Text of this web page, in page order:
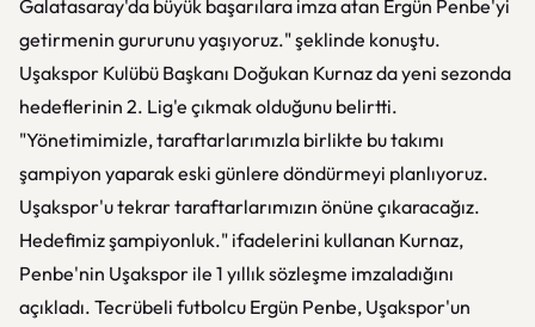
Galatasaray'da büyük başarılara imza atan Ergün Penbe'yi
getirmenin gururunu yaşıyoruz." şeklinde konuştu.
Uşakspor Kulübü Başkanı Doğukan Kurnaz da yeni sezonda
hedeflerinin 2. Lig'e çıkmak olduğunu belirtti.
"Yönetimimizle, taraftarlarımızla birlikte bu takımı
şampiyon yaparak eski günlere döndürmeyi planlıyoruz.
Uşakspor'u tekrar taraftarlarımızın önüne çıkaracağız.
Hedefimiz şampiyonluk." ifadelerini kullanan Kurnaz,
Penbe'nin Uşakspor ile 1 yıllık sözleşme imzaladığını
açıkladı. Tecrübeli futbolcu Ergün Penbe, Uşakspor'un